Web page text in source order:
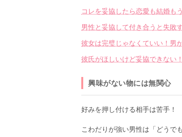
コレを妥協したら恋愛も結婚も
男性と妥協して付き合うと失敗
彼女は完璧じゃなくていい！男
彼氏がほしいけど妥協できない
興味がない物には無関心
好みを押し付ける相手は苦手！
こわだりが強い男性は「どうで